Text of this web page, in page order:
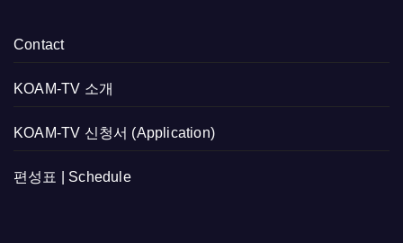
Contact
KOAM-TV 소개
KOAM-TV 신청서 (Application)
편성표 | Schedule